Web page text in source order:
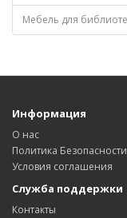
Мебель для
Информация
О нас
Политика Безопасности
Условия соглашения
Служба поддержки
Контакты